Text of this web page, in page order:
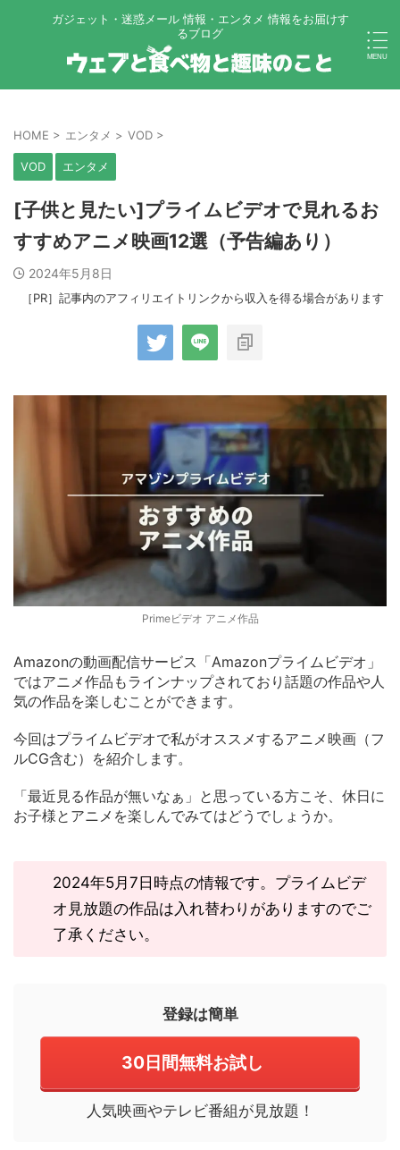
ガジェット・迷惑メール 情報・エンタメ 情報をお届けす
るブログ
HOME > エンタメ > VOD >
VOD エンタメ
[子供と見たい]プライムビデオで見れるお
すすめアニメ映画12選（予告編あり）
2024年5月8日
［PR］記事内のアフィリエイトリンクから収入を得る場合があります
Primeビデオ アニメ作品
Amazonの動画配信サービス「Amazonプライムビデオ」
ではアニメ作品もラインナップされており話題の作品や人
気の作品を楽しむことができます。
今回はプライムビデオで私がオススメするアニメ映画（フ
ルCG含む）を紹介します。
「最近見る作品が無いなぁ」と思っている方こそ、休日に
お子様とアニメを楽しんでみてはどうでしょうか。
2024年5月7日時点の情報です。プライムビデ
オ見放題の作品は入れ替わりがありますのでご
了承ください。
登録は簡単
30日間無料お試し
人気映画やテレビ番組が見放題！